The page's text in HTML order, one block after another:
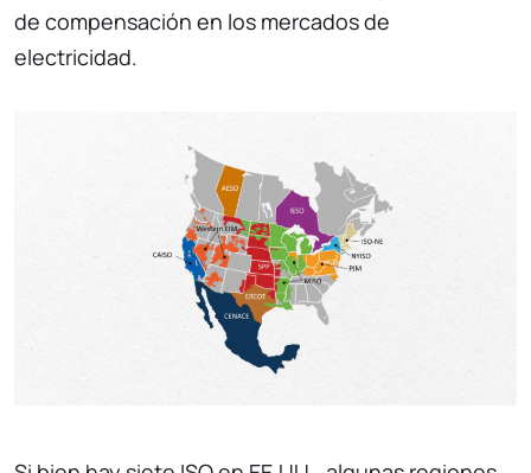
de compensación en los mercados de
electricidad.